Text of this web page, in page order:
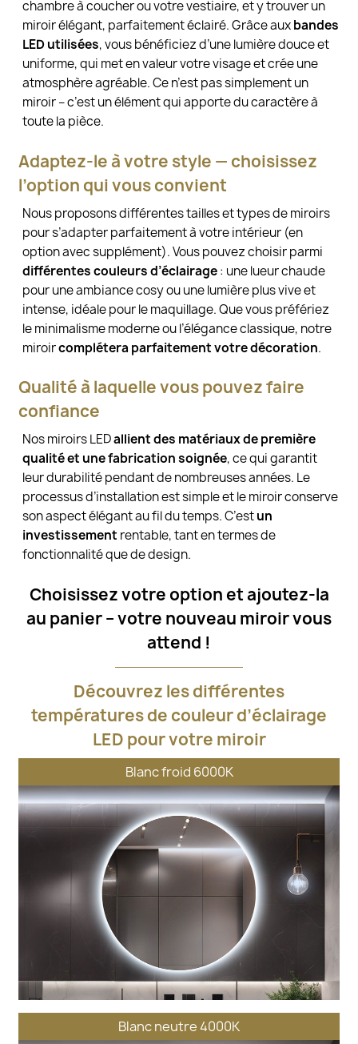
chambre à coucher ou votre vestiaire, et y trouver un
miroir élégant, parfaitement éclairé. Grâce auxbandes
LED utilisées, vous bénéficiez d’une lumière douce et
uniforme, qui met en valeur votre visage et crée une
atmosphère agréable. Ce n’est pas simplement un
miroir – c’est un élément qui apporte du caractère à
toute la pièce.
Adaptez-le à votre style — choisissez
l’option qui vous convient
Nous proposons différentes tailles et types de miroirs
pour s’adapter parfaitement à votre intérieur (en
option avec supplément). Vous pouvez choisir parmi
différentes couleurs d’éclairage: une lueur chaude
pour une ambiance cosy ou une lumière plus vive et
intense, idéale pour le maquillage. Que vous préfériez
le minimalisme moderne ou l’élégance classique, notre
miroircomplétera parfaitement votre décoration.
Qualité à laquelle vous pouvez faire
confiance
Nos miroirs LEDallient des matériaux de première
qualité et une fabrication soignée, ce qui garantit
leur durabilité pendant de nombreuses années. Le
processus d’installation est simple et le miroir conserve
son aspect élégant au fil du temps. C’estun
investissement rentable, tant en termes de
fonctionnalité que de design.
Choisissez votre option et ajoutez-la
au panier – votre nouveau miroir vous
attend !
Découvrez les différentes
températures de couleur d’éclairage
LED pour votre miroir
Blanc froid 6000K
Blanc neutre 4000K